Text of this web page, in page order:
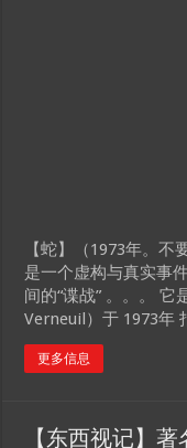
【蛇】（1973年。不
是一个虚构与真实事
间的“谍战” 。。。 它
Verneuil）于 1973年
更多信息
【东西视记】